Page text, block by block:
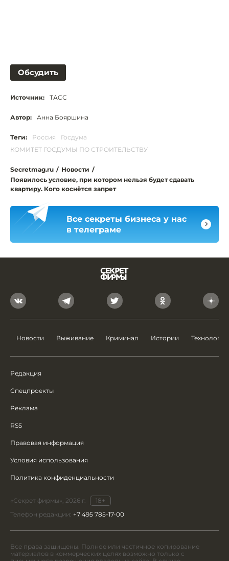
Обсудить
Источник: ТАСС
Автор: Анна Бояршина
Теги: Россия
Госдума
КОМИТЕТ ГОСДУМЫ ПО СТРОИТЕЛЬСТВУ
Secretmag.ru / Новости /
Появилось условие, при котором нельзя будет сдавать
квартиру. Кого коснётся запрет
Все секреты бизнеса у нас
в телеграме
Новости Выживание Криминал Истории Технологии
Редакция
Спецпроекты
Реклама
RSS
Правовая информация
Условия использования
Политика конфиденциальности
«Секрет фирмы», 2026 г.
18+
Телефон редакции: +7 495 785-17-00
Все права защищены. Полное или частичное копирование
материалов в коммерческих целях возможно только с